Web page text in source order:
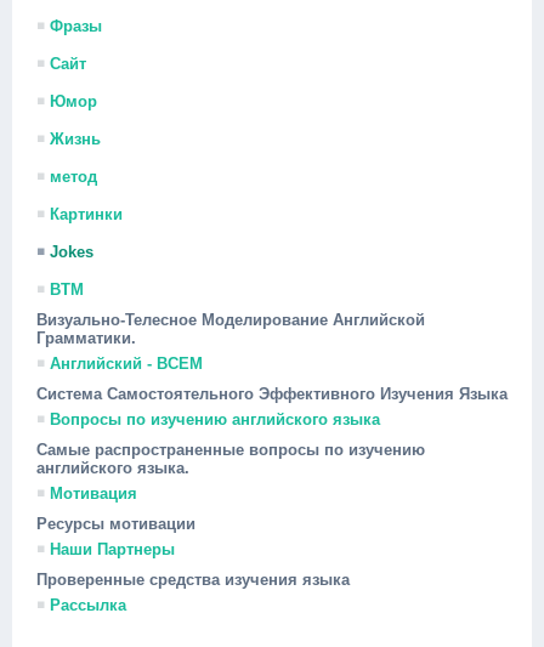
Фразы
Сайт
Юмор
Жизнь
метод
Картинки
Jokes
ВТМ
Визуально-Телесное Моделирование Английской
Грамматики.
Английский - ВСЕМ
Система Самостоятельного Эффективного Изучения Языка
Вопросы по изучению английского языка
Самые распространенные вопросы по изучению
английского языка.
Мотивация
Ресурсы мотивации
Наши Партнеры
Проверенные средства изучения языка
Рассылка